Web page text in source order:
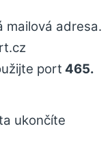
mailová adresa.
port 465.
ukončíte